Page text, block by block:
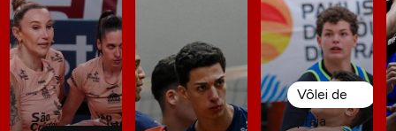
Vôlei de
praia